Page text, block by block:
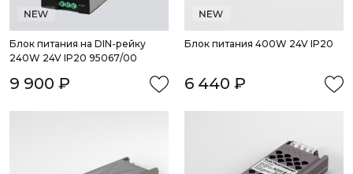
Блок питания на DIN-рейку
240W 24V IP20 95067/00
9 900 ₽
Блок питания 400W 24V IP20
6 440 ₽